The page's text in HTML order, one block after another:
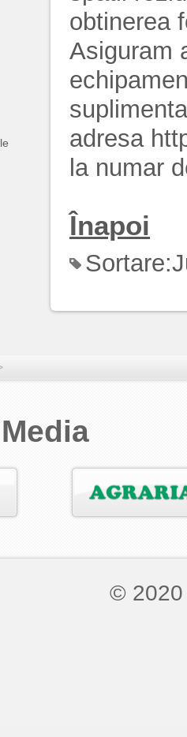
obtinerea
Asiguram
adresa
la numar
Înapoi
Sortare:
©